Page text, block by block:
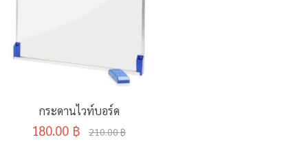
กระดานไวท์บอร์ด
180.00 ฿ 210.00 ฿